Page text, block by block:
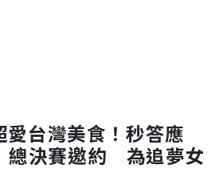
台灣美食！秒答應
總決賽邀約 為追夢女